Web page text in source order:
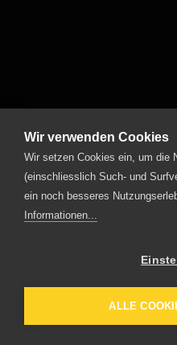
Wir verwenden Cookies
Wir setzen Cookies ein, um die
(einschliesslich Such- und
ein noch besseres
Informationen...
ALLE